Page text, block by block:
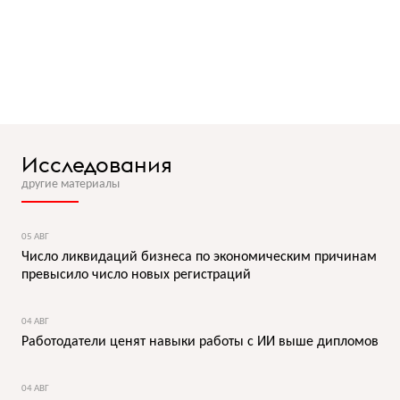
Исследования
другие материалы
05 АВГ
Число ликвидаций бизнеса по экономическим причинам
превысило число новых регистраций
04 АВГ
Работодатели ценят навыки работы с ИИ выше дипломов
04 АВГ